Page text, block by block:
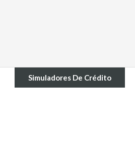
Simuladores De Crédito